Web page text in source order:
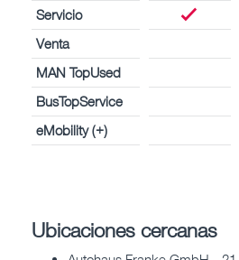
Servicio
Venta
MAN TopUsed
BusTopService
eMobility (+)
Ubicaciones cercanas